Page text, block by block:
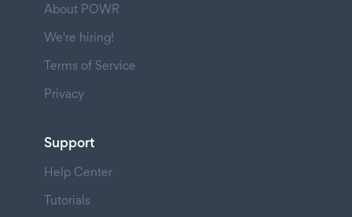
About POWR
We're hiring!
Terms of Service
Privacy
Support
Help Center
Tutorials